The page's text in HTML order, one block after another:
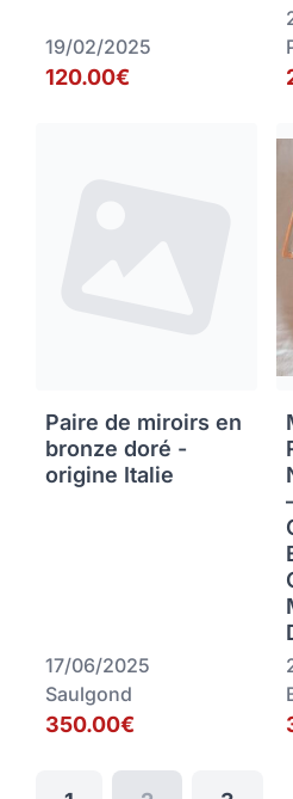
19/02/2025
120.00€
Paire de miroirs en
bronze doré -
origine Italie
17/06/2025
Saulgond
350.00€